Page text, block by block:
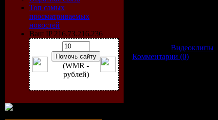
Топ самых
просматриваемых
новостей
Ваш IP 216.73.216.236
(WMR -
рублей)
Видеоклипы
Комментарии (0)